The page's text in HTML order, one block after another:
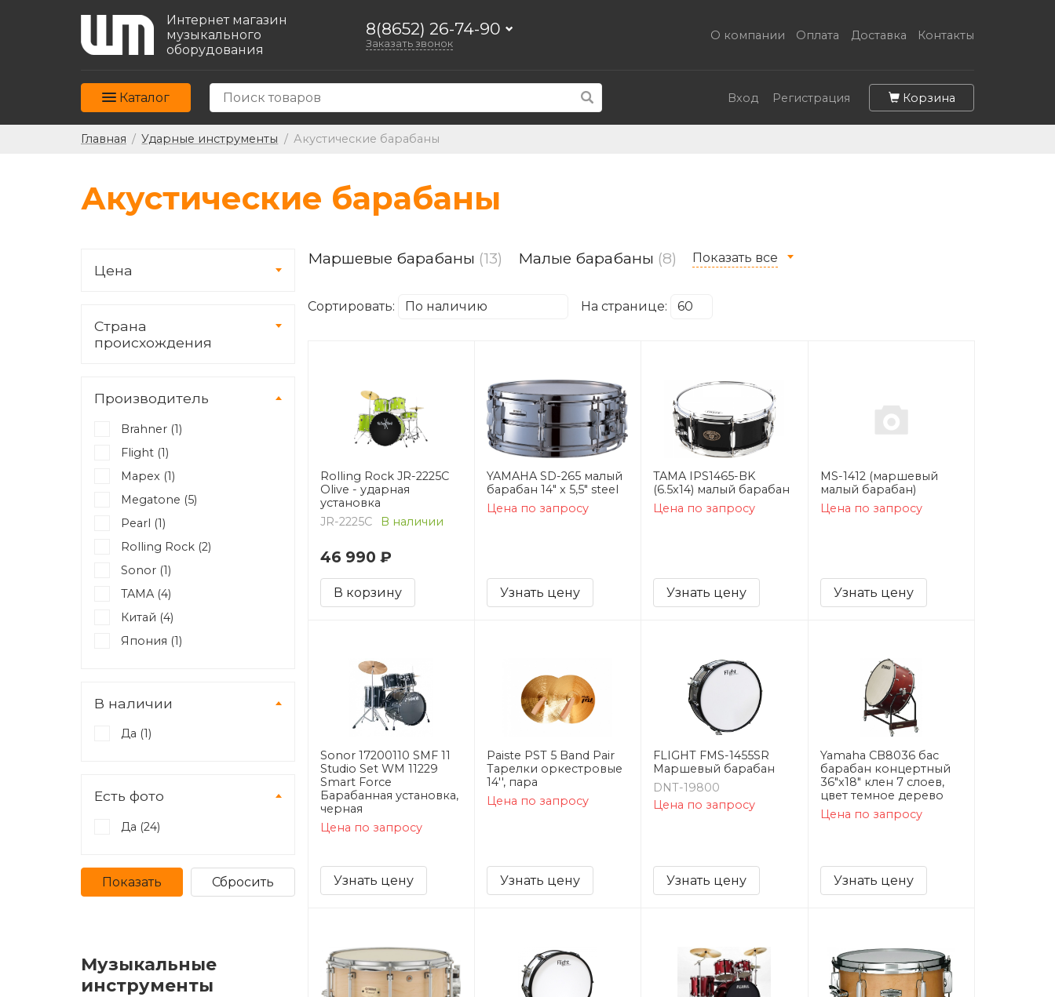
Интернет магазин
музыкального
оборудования
8(8652) 26-74-90
Заказать звонок
О компании Оплата Доставка Контакты
Каталог Вход Регистрация Корзина
Главная / Ударные инструменты / Акустические барабаны
Акустические барабаны
Цена
Страна
происхождения
Производитель
Brahner (1)
Flight (1)
Mapex (1)
Megatone (5)
Pearl (1)
Rolling Rock (2)
Sonor (1)
TAMA (4)
Китай (4)
Япония (1)
В наличии
Да (1)
Есть фото
Да (24)
Музыкальные
инструменты
Маршевые барабаны (13) Малые барабаны (8) Показать все
Сортировать: На странице:
Rolling Rock JR-2225C
Olive - ударная
установка
JR-2225C
В наличии
46 990 ₽
В корзину
YAMAHA SD-265 малый
барабан 14" x 5,5" steel
Цена по запросу
Узнать цену
TAMA IPS1465-BK
(6.5x14) малый барабан
Цена по запросу
Узнать цену
MS-1412 (маршевый
малый барабан)
Цена по запросу
Узнать цену
Sonor 17200110 SMF 11
Studio Set WM 11229
Smart Force
Барабанная установка,
черная
Цена по запросу
Узнать цену
Paiste PST 5 Band Pair
Тарелки оркестровые
14'', пара
Цена по запросу
Узнать цену
FLIGHT FMS-1455SR
Маршевый барабан
DNT-19800
Цена по запросу
Узнать цену
Yamaha CB8036 бас
барабан концертный
36"х18" клен 7 слоев,
цвет темное дерево
Цена по запросу
Узнать цену